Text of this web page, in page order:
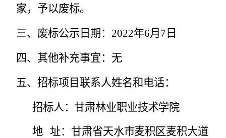
家，予以废标。
三、废标公示日期： 2022年6月7日
四、其他补充事宜：无
五、招标项目联系人姓名和电话：
招标人： 甘肃林业职业技术学院
地
址：甘肃省天水市麦积区麦积大道